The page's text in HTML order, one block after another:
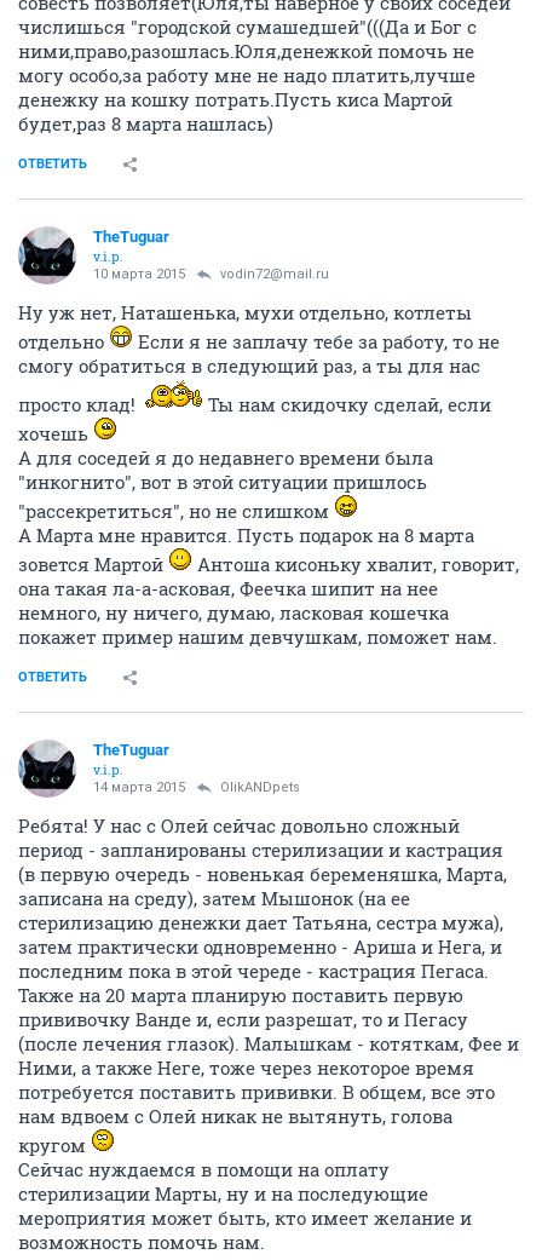
В общем, киса ничего криминального в перегородке
не делала, только наполнитель сильно загребала. Но
третьи соседи не захотели мириться с тем, что у нас
в перегородке живет кошечка, хорошо хоть,
самовольно ее в подъезд не выгнали, постучали к
нам. Договорились мы с этой соседкой еще на два
дня, что ищем ее хозяев и потом я ее забираю. Но
она и по подъезду не первый день мыкалась,
оказывается.
ОТВЕТИТЬ
vodin72@mail.ru
v.i.p.
10 марта 2015
Ах,люди-люди,не устаю удивляться вашему
равнодушию
А вернее,меня это очень бесит!
Помешала она им в перегородке(это я про твоих
соседей,Юль(Затянули сердца свои мягкой паутиной
уюта,ведь не просят от тебя ни-че-го,просто
потерпеть малышку,перешагни спокойно ,не
дрогнув,через кошку и иди спокойно домой,если
совесть позволяет(Юля,ты наверное у своих соседей
числишься "городской сумашедшей"(((Да и Бог с
ними,право,разошлась.Юля,денежкой помочь не
могу особо,за работу мне не надо платить,лучше
будет,раз 8 марта нашлась)
ОТВЕТИТЬ
TheTuguar
v.i.p.
10 марта 2015 vodin72@mail.ru
Ну уж нет, Наташенька, мухи отдельно, котлеты
отдельно
Если я не заплачу тебе за работу, то не
смогу обратиться в следующий раз, а ты для нас
просто клад!
Ты нам скидочку сделай, если
хочешь
А для соседей я до недавнего времени была
"инкогнито", вот в этой ситуации пришлось
"рассекретиться", но не слишком
А Марта мне нравится. Пусть подарок на 8 марта
зовется Мартой
Антоша кисоньку хвалит, говорит,
она такая ла-а-асковая, Феечка шипит на нее
немного, ну ничего, думаю, ласковая кошечка
покажет пример нашим девчушкам, поможет нам.